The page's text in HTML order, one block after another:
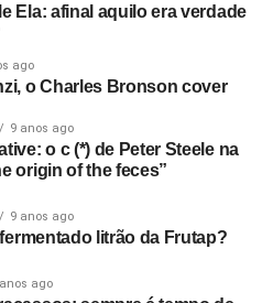
Ela: afinal aquilo era verdade
ago
o Charles Bronson cover
9 anos ago
o c (*) de Peter Steele na
origin of the feces”
9 anos ago
litrão da Frutap?
ago